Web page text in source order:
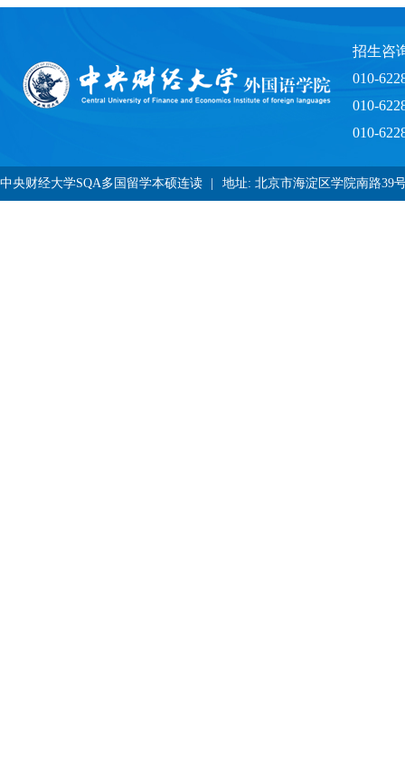
招生咨
010-
010-
010-
中央财经大学SQA多国留学本硕连读 地址: 北京市海淀区学院南路39